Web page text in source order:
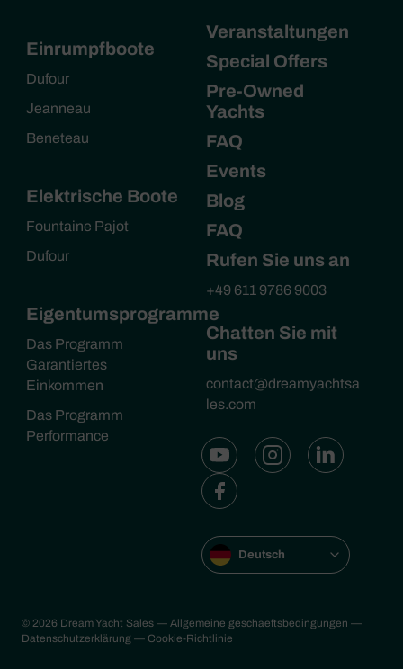
Einrumpfboote
Dufour
Jeanneau
Beneteau
Elektrische Boote
Fountaine Pajot
Dufour
Eigentumsprogramme
Das Programm
Garantiertes
Einkommen
Das Programm
Performance
Veranstaltungen
Special Offers
Pre-Owned
Yachts
FAQ
Events
Blog
FAQ
Rufen Sie uns an
+49 611 9786 9003
Chatten Sie mit
uns
contact@dreamyachtsa
les.com
Deutsch
© 2026 Dream Yacht Sales — Allgemeine geschaeftsbedingungen —
Datenschutzerklärung — Cookie-Richtlinie